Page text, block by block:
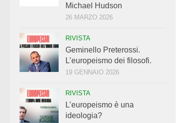
Michael Hudson
26 MARZO 2026
RIVISTA
Geminello Preterossi.
L’europeismo dei filosofi.
19 GENNAIO 2026
RIVISTA
L’europeismo è una
ideologia?